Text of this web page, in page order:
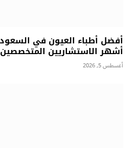
أشهر الاستشاريين المتخصصين
أغسطس 5, 2026